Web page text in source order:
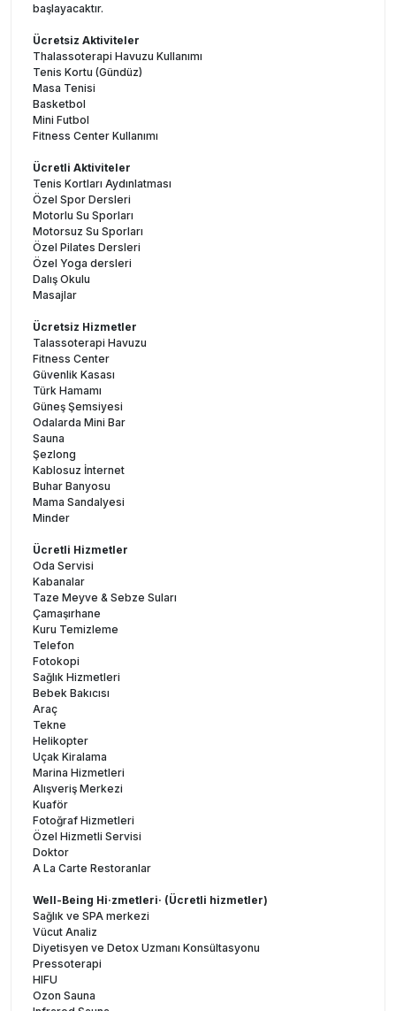
başlayacaktır.
Ücretsiz Aktiviteler
Thalassoterapi Havuzu Kullanımı
Tenis Kortu (Gündüz)
Masa Tenisi
Basketbol
Mini Futbol
Fitness Center Kullanımı
Ücretli Aktiviteler
Tenis Kortları Aydınlatması
Özel Spor Dersleri
Motorlu Su Sporları
Motorsuz Su Sporları
Özel Pilates Dersleri
Özel Yoga dersleri
Dalış Okulu
Masajlar
Ücretsiz Hizmetler
Talassoterapi Havuzu
Fitness Center
Güvenlik Kasası
Türk Hamamı
Güneş Şemsiyesi
Odalarda Mini Bar
Sauna
Şezlong
Kablosuz İnternet
Buhar Banyosu
Mama Sandalyesi
Minder
Ücretli Hizmetler
Oda Servisi
Kabanalar
Taze Meyve & Sebze Suları
Çamaşırhane
Kuru Temizleme
Telefon
Fotokopi
Sağlık Hizmetleri
Bebek Bakıcısı
Araç
Tekne
Helikopter
Uçak Kiralama
Marina Hizmetleri
Alışveriş Merkezi
Kuaför
Fotoğraf Hizmetleri
Özel Hizmetli Servisi
Doktor
A La Carte Restoranlar
Well-Being Hi·zmetleri· (Ücretli hizmetler)
Sağlık ve SPA merkezi
Vücut Analiz
Diyetisyen ve Detox Uzmanı Konsültasyonu
Pressoterapi
HIFU
Ozon Sauna